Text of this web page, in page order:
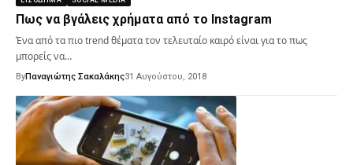
Πως να βγάλεις χρήματα από το Instagram
Ένα από τα πιο trend θέματα τον τελευταίο καιρό είναι για το πως
μπορείς να…
ByΠαναγιώτης Σακαλάκης31 Αυγούστου, 2018